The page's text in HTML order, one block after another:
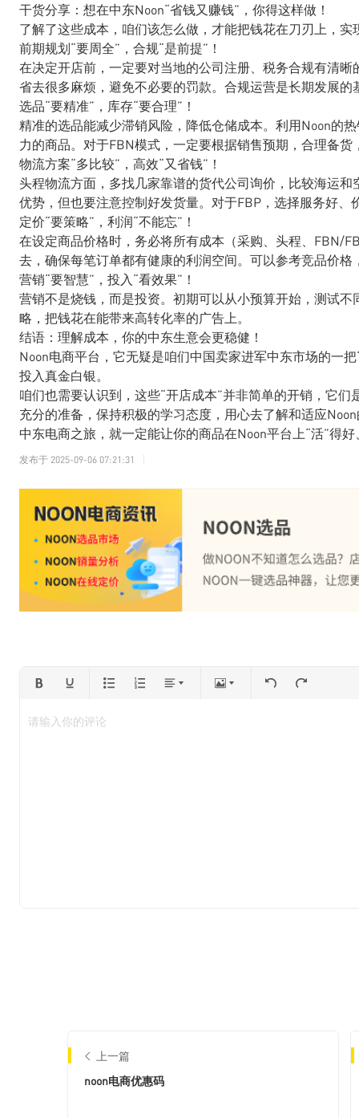
干货分享：想在中东Noon“省钱又赚钱”，你得这样做！
了解了这些成本，咱们该怎么做，才能把钱花在刀刃上，实
前期规划“要周全”，合规“是前提”！
在决定开店前，一定要对当地的公司注册、税务合规有清
省去很多麻烦，避免不必要的罚款。合规运营是长期发展的
选品“要精准”，库存“要合理”！
精准的选品能减少滞销风险，降低仓储成本。利用Noon的
力的商品。对于FBN模式，一定要根据销售预期，合理备
物流方案“多比较”，高效“又省钱”！
头程物流方面，多找几家靠谱的货代公司询价，比较海运
优势，但也要注意控制好发货量。对于FBP，选择服务好、
定价“要策略”，利润“不能忘”！
在设定商品价格时，务必将所有成本（采购、头程、FBN/
去，确保每笔订单都有健康的利润空间。可以参考竞品价格
营销“要智慧”，投入“看效果”！
营销不是烧钱，而是投资。初期可以从小预算开始，测试
略，把钱花在能带来高转化率的广告上。
结语：理解成本，你的中东生意会更稳健！
Noon电商平台，它无疑是咱们中国卖家进军中东市场的一
投入真金白银。
咱们也需要认识到，这些“开店成本”并非简单的开销，它
充分的准备，保持积极的学习态度，用心去了解和适应
中东电商之旅，就一定能让你的商品在Noon平台上“活”得
发布于 2025-09-06 07:21:31
请输入你的评论
上一篇
noon电商优惠码